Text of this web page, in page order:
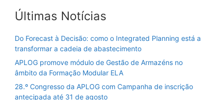
Últimas Notícias
Do Forecast à Decisão: como o Integrated Planning está a
transformar a cadeia de abastecimento
APLOG promove módulo de Gestão de Armazéns no
âmbito da Formação Modular ELA
28.º Congresso da APLOG com Campanha de inscrição
antecipada até 31 de agosto